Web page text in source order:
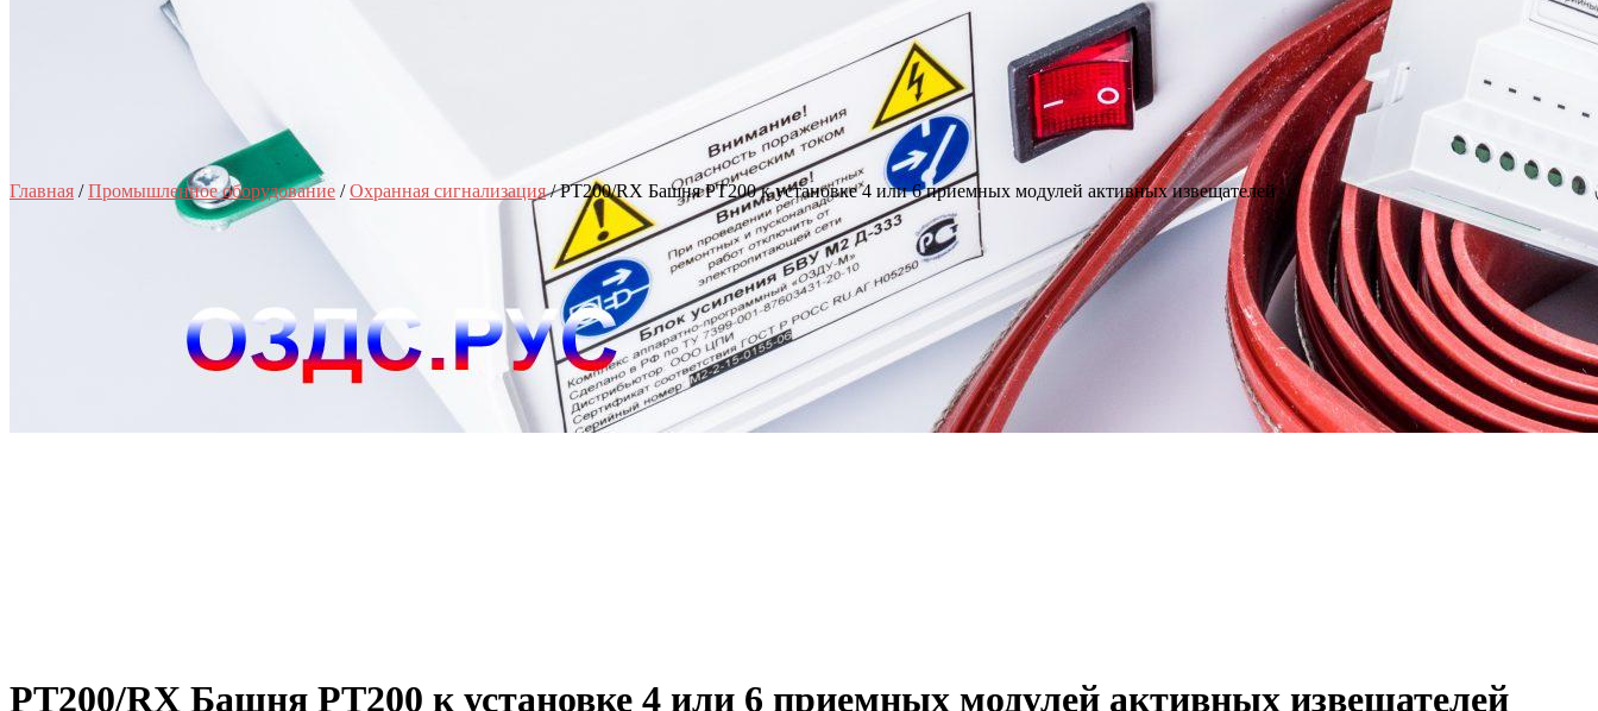
Главная /Промышленное оборудование /Охранная сигнализация/ PT200/RX Башня PT200 к установке 4 или 6 приемных модулей активных извещателей
PT200/RX Башня PT200 к установке 4 или 6 приемных модулей активных извещателей